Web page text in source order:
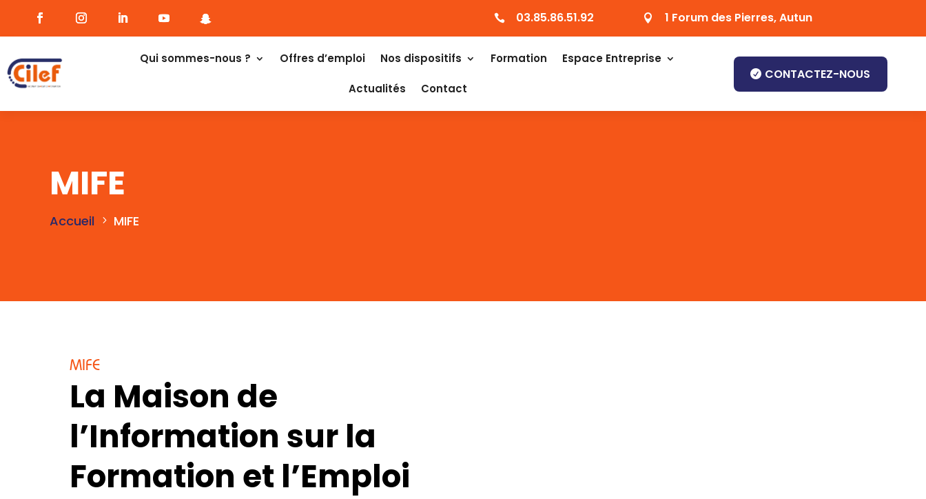
 03.85.86.51.92  1 Forum des Pierres, Autun
Qui sommes-nous ? Offres d’emploi Nos dispositifs Formation Espace Entreprise
Actualités Contact
CONTACTEZ-NOUS
MIFE
Accueil MIFE
MIFE
La Maison de
l’Information sur la
Formation et l’Emploi